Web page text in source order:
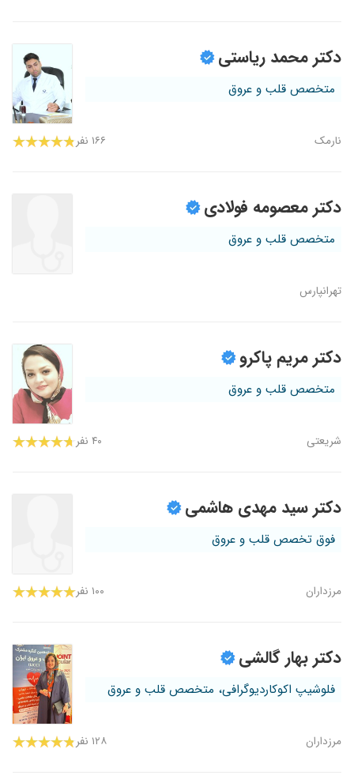
دکتر محمد ریاستی
متخصص قلب و عروق
نارمک ۱۶۶ نفر
دکتر معصومه فولادی
متخصص قلب و عروق
تهرانپارس
دکتر مریم پاکرو
متخصص قلب و عروق
شریعتی ۴۰ نفر
دکتر سید مهدی هاشمی
فوق تخصص قلب و عروق
مرزداران ۱۰۰ نفر
دکتر بهار گالشی
فلوشیپ اکوکاردیوگرافی، متخصص قلب و عروق
مرزداران ۱۲۸ نفر